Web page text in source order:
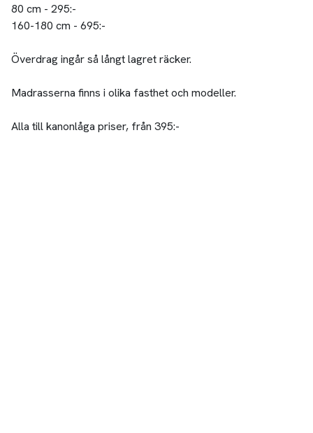
80 cm - 295:-
160-180 cm - 695:-
Överdrag ingår så långt lagret räcker.
Madrasserna finns i olika fasthet och modeller.
Alla till kanonlåga priser, från 395:-